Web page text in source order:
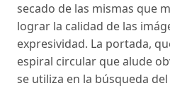
secado de las mismas que
lograr la calidad de las
expresividad. La portada,
espiral circular que alude
se utiliza en la búsqueda